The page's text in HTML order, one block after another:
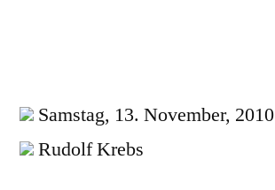
Samstag, 13. November, 2010
Rudolf Krebs